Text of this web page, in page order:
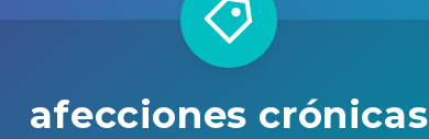
afecciones crónicas